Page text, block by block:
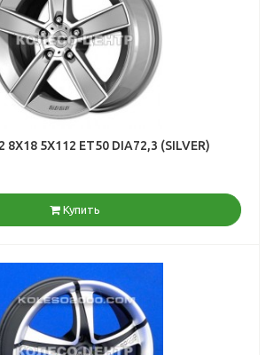
8X18 5X112 ET50 DIA72,3 (SILVER)
Купить